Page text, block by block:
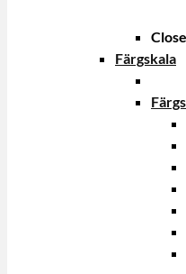
Close
Färgskala